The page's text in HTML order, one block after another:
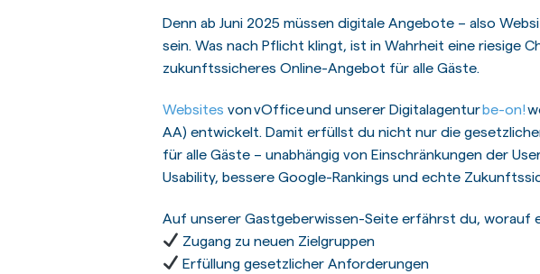
Denn ab Juni 2025 müssen digitale Angebote – also
sein. Was nach Pflicht klingt, ist in Wahrheit eine riesige
zukunftssicheres Online-Angebot für alle Gäste.
Websites von vOffice und unserer Digitalagentur be-on!
AA) entwickelt. Damit erfüllst du nicht nur die
für alle Gäste – unabhängig von Einschränkungen der
Usability, bessere Google-Rankings und echte
Auf unserer Gastgeberwissen-Seite erfährst du,
Zugang zu neuen Zielgruppen
Erfüllung gesetzlicher Anforderungen